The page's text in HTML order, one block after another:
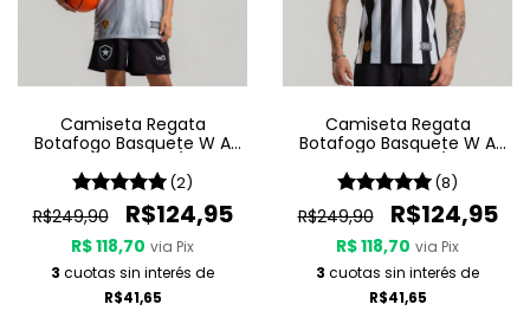
Camiseta Regata
Botafogo Basquete W A
Branca (2)
R$249,90 R$124,95
R$ 118,70 via Pix
3 cuotas sin interés de
R$41,65
Camiseta Regata
Botafogo Basquete W A
Listrada (8)
R$249,90 R$124,95
R$ 118,70 via Pix
3 cuotas sin interés de
R$41,65